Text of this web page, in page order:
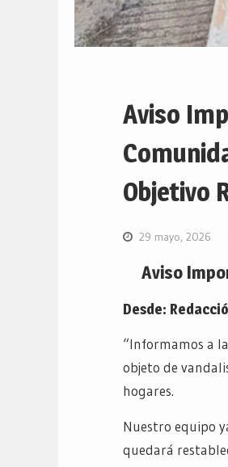
Aviso
Objetivo
29 mayo, 2026
Aviso
Desde:
“Informamos a
objeto de
hogares.
Nuestro equipo
quedará